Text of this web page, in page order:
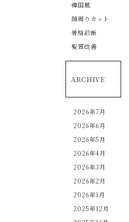
韓国風
顔周りカット
骨格診断
髪質改善
ARCHIVE
2026年7月
2026年6月
2026年5月
2026年4月
2026年3月
2026年2月
2026年1月
2025年12月